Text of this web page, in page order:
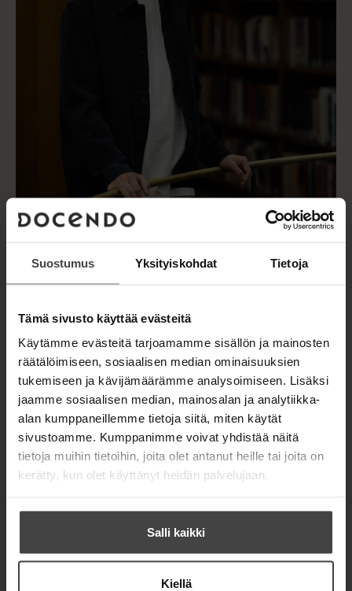
Suostumus Yksityiskohdat Tietoja
Tämä sivusto käyttää evästeitä
Käytämme evästeitä tarjoamamme sisällön ja mainosten
räätälöimiseen, sosiaalisen median ominaisuuksien
tukemiseen ja kävijämäärämme analysoimiseen. Lisäksi
jaamme sosiaalisen median, mainosalan ja analytiikka-
alan kumppaneillemme tietoja siitä, miten käytät
sivustoamme. Kumppanimme voivat yhdistää näitä
tietoja muihin tietoihin, joita olet antanut heille tai joita on
kerätty, kun olet käyttänyt heidän palvelujaan.
Salli kaikki
Kiellä
Kuva: Petri Mast
TEOKSET